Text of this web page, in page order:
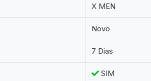
X MEN
Novo
7 Dias
SIM